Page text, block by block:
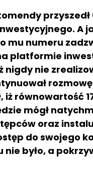
A
mu numeru
platformie
nigdy nie
iż równowartość
mógł
oraz
do swojego
było, a